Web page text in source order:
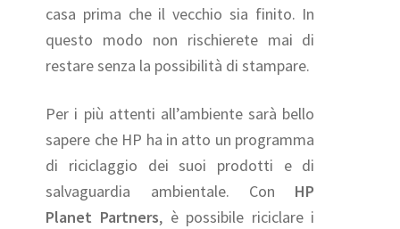
casa prima che il vecchio sia finito. In
questo modo non rischierete mai di
restare senza la possibilità di stampare.
Per i più attenti all’ambiente sarà bello
sapere che HP ha in atto un programma
di riciclaggio dei suoi prodotti e di
salvaguardia ambientale. Con HP
Planet Partners, è possibile riciclare i